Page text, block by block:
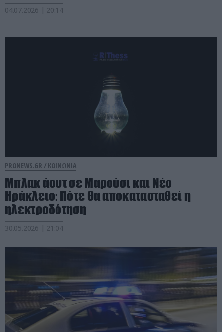
04.07.2026 | 20:14
PRONEWS.GR / ΚΟΙΝΩΝΙΑ
Μπλακ άουτ σε Μαρούσι και Νέο
Ηράκλειο: Πότε θα αποκατασταθεί η
ηλεκτροδότηση
30.05.2026 | 21:04